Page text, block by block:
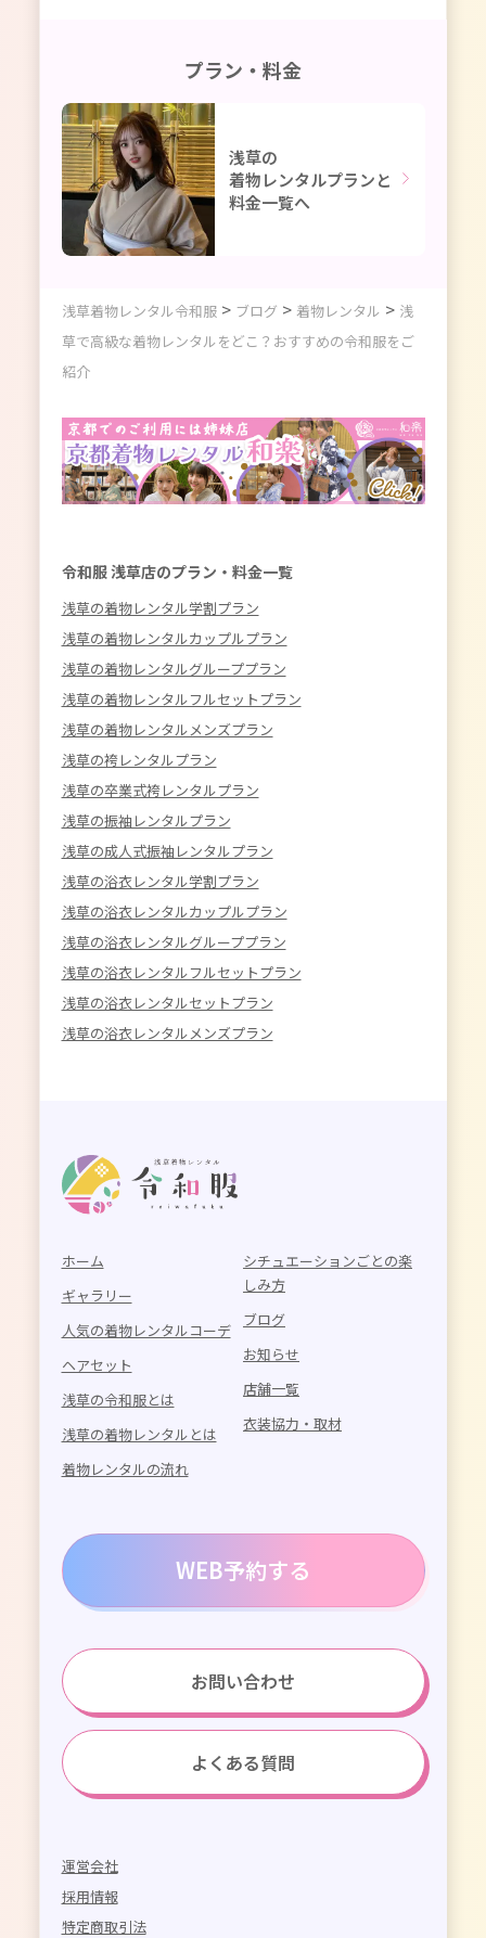
プラン・料金
浅草の
着物レンタルプランと
料金一覧へ
浅草着物レンタル令和服> ブログ > 着物レンタル > 浅
草で高級な着物レンタルをどこ？おすすめの令和服をご
紹介
令和服 浅草店のプラン・料金一覧
浅草の着物レンタル学割プラン
浅草の着物レンタルカップルプラン
浅草の着物レンタルグループプラン
浅草の着物レンタルフルセットプラン
浅草の着物レンタルメンズプラン
浅草の袴レンタルプラン
浅草の卒業式袴レンタルプラン
浅草の振袖レンタルプラン
浅草の成人式振袖レンタルプラン
浅草の浴衣レンタル学割プラン
浅草の浴衣レンタルカップルプラン
浅草の浴衣レンタルグループプラン
浅草の浴衣レンタルフルセットプラン
浅草の浴衣レンタルセットプラン
浅草の浴衣レンタルメンズプラン
ホーム
ギャラリー
人気の着物レンタルコーデ
ヘアセット
浅草の令和服とは
浅草の着物レンタルとは
着物レンタルの流れ
シチュエーションごとの楽
しみ方
ブログ
お知らせ
店舗一覧
衣装協力・取材
WEB予約する
お問い合わせ
よくある質問
運営会社
採用情報
特定商取引法